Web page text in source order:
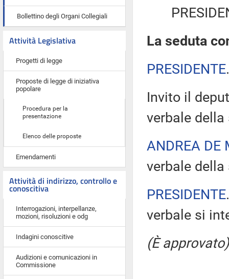
Bollettino degli Organi Collegiali
Attività Legislativa
Progetti di legge
Proposte di legge di iniziativa
popolare
Procedura per la
presentazione
Elenco delle proposte
Emendamenti
Attività di indirizzo, controllo e
conoscitiva
Interrogazioni, interpellanze,
mozioni, risoluzioni e odg
Indagini conoscitive
Audizioni e comunicazioni in
Commissione
La seduta
PRESIDENTE
Invito il
verbale della
ANDREA DE
verbale
PRESIDENTE
verbale si
(È approvato)